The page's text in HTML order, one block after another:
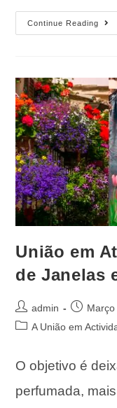
Continue Reading
União em
de Janelas
admin
A União em
O objetivo é
perfumada,